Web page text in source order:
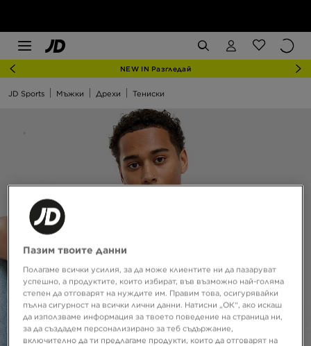
NEW IN Разгледай
JD Sports Мъжки Дрехи Тениски
Пазим твоите данни
Полагаме всички усилия, за да може клиентите ни да пазаруват
успешно, а продуктите, които избират, във възможно най-голяма
степен да отговарят на нуждите им. Правим това, осигурявайки
пълна сигурност на всички лични данни. Натисни „ОК“, ако искаш
да използваме информация за твоето поведение на страница ни,
за да създадем персонализирано за теб съдържание,
включително да ти предлагаме продукти, които да отговарят на